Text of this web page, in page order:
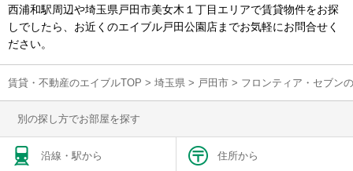
西浦和駅周辺や埼玉県戸田市美女木１丁目エリアで賃貸物件をお探
しでしたら、お近くのエイブル戸田公園店までお気軽にお問合せく
ださい。
賃貸・不動産のエイブルTOP > 埼玉県 > 戸田市 > フロンティア・セブン
別の探し方でお部屋を探す
沿線・駅から 住所から